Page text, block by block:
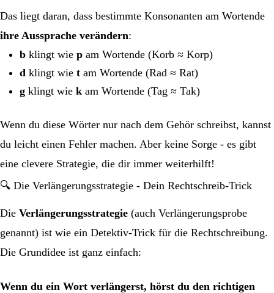
Das liegt daran, dass bestimmte Konsonanten am Wortende
ihre Aussprache verändern:
b klingt wie p am Wortende (Korb ≈ Korp)
d klingt wie t am Wortende (Rad ≈ Rat)
g klingt wie k am Wortende (Tag ≈ Tak)
Wenn du diese Wörter nur nach dem Gehör schreibst, kannst
du leicht einen Fehler machen. Aber keine Sorge - es gibt
eine clevere Strategie, die dir immer weiterhilft!
🔍 Die Verlängerungsstrategie - Dein Rechtschreib-Trick
Die Verlängerungsstrategie (auch Verlängerungsprobe
genannt) ist wie ein Detektiv-Trick für die Rechtschreibung.
Die Grundidee ist ganz einfach:
Wenn du ein Wort verlängerst, hörst du den richtigen